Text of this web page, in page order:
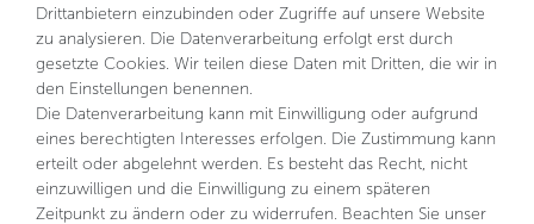
VORNAME NACHNAME
Hiermit bestätige ich, dass ich dieDaten­schutz­erklärung
gelesen habe. Meine Einwilligung kann ich jederzeit
widerrufen.**
Drittanbietern einzubinden oder Zugriffe auf unsere Website
zu analysieren. Die Datenverarbeitung erfolgt erst durch
gesetzte Cookies. Wir teilen diese Daten mit Dritten, die wir in
den Einstellungen benennen.
Die Datenverarbeitung kann mit Einwilligung oder aufgrund
eines berechtigten Interesses erfolgen. Die Zustimmung kann
erteilt oder abgelehnt werden. Es besteht das Recht, nicht
einzuwilligen und die Einwilligung zu einem späteren
Zeitpunkt zu ändern oder zu widerrufen. Beachten Sie unser